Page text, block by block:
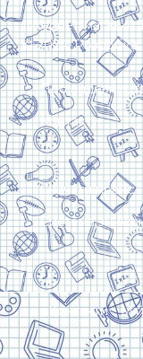
Інтернет-магазин
© 2024. Розробка:
Про
Контакти
Скачати прайс
Система
Контакти